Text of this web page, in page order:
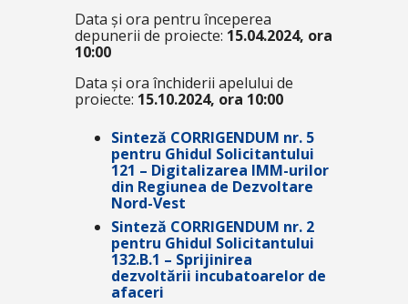
Data și ora pentru începerea
depunerii de proiecte: 15.04.2024, ora
10:00
Data și ora închiderii apelului de
proiecte: 15.10.2024, ora 10:00
Sinteză CORRIGENDUM nr. 5
pentru Ghidul Solicitantului
121 – Digitalizarea IMM-urilor
din Regiunea de Dezvoltare
Nord-Vest
Sinteză CORRIGENDUM nr. 2
pentru Ghidul Solicitantului
132.B.1 – Sprijinirea
dezvoltării incubatoarelor de
afaceri